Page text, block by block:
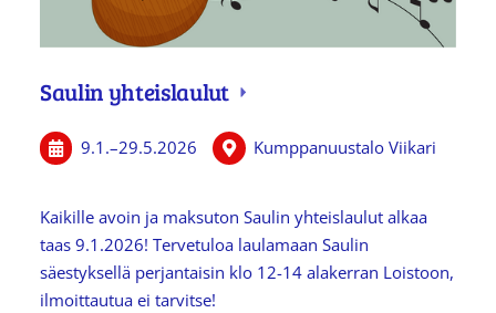
Saulin yhteislaulut
9.1.–29.5.2026 Kumppanuustalo Viikari
Kaikille avoin ja maksuton Saulin yhteislaulut alkaa
taas 9.1.2026! Tervetuloa laulamaan Saulin
säestyksellä perjantaisin klo 12-14 alakerran Loistoon,
ilmoittautua ei tarvitse!